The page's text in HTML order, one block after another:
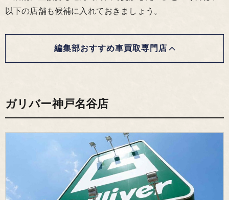
以下の店舗も候補に入れておきましょう。
編集部おすすめ車買取専門店
ガリバー神戸名谷店